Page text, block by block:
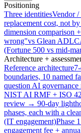
Positioning
Three identitiesVendor
replacement cost, not
dimension comparison
wrong"vs Glean ADLC
(Fortune 500 vs mid-
Architecture +
Reference architecture
boundaries, 10 named
question AI
NIST AI RMF + ISO
review → 90-day
phases, each with a
(IT engagement)Phase
engagement fee +